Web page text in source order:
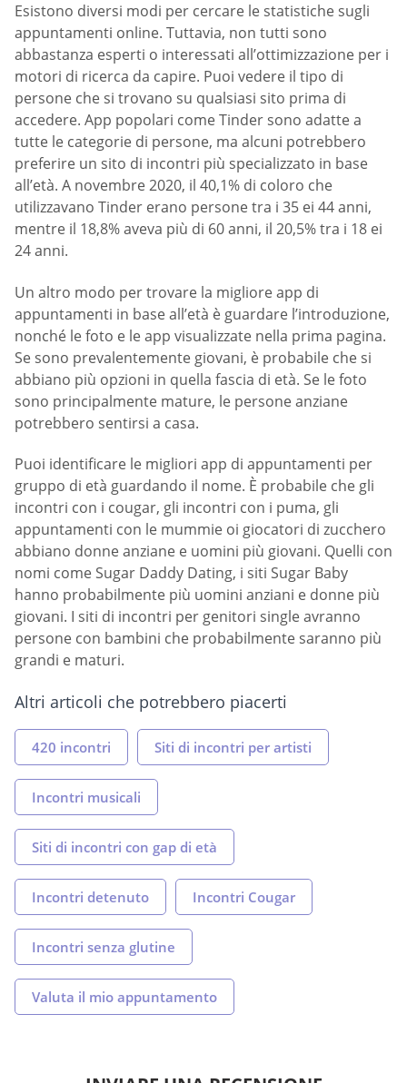
Esistono diversi modi per cercare le statistiche sugli
appuntamenti online. Tuttavia, non tutti sono
abbastanza esperti o interessati all’ottimizzazione per i
motori di ricerca da capire. Puoi vedere il tipo di
persone che si trovano su qualsiasi sito prima di
accedere. App popolari come Tinder sono adatte a
tutte le categorie di persone, ma alcuni potrebbero
preferire un sito di incontri più specializzato in base
all’età. A novembre 2020, il 40,1% di coloro che
utilizzavano Tinder erano persone tra i 35 ei 44 anni,
mentre il 18,8% aveva più di 60 anni, il 20,5% tra i 18 ei
24 anni.
Un altro modo per trovare la migliore app di
appuntamenti in base all’età è guardare l’introduzione,
nonché le foto e le app visualizzate nella prima pagina.
Se sono prevalentemente giovani, è probabile che si
abbiano più opzioni in quella fascia di età. Se le foto
sono principalmente mature, le persone anziane
potrebbero sentirsi a casa.
Puoi identificare le migliori app di appuntamenti per
gruppo di età guardando il nome. È probabile che gli
incontri con i cougar, gli incontri con i puma, gli
appuntamenti con le mummie oi giocatori di zucchero
abbiano donne anziane e uomini più giovani. Quelli con
nomi come Sugar Daddy Dating, i siti Sugar Baby
hanno probabilmente più uomini anziani e donne più
giovani. I siti di incontri per genitori single avranno
persone con bambini che probabilmente saranno più
grandi e maturi.
Altri articoli che potrebbero piacerti
420 incontri Siti di incontri per artisti
Incontri musicali
Siti di incontri con gap di età
Incontri detenuto Incontri Cougar
Incontri senza glutine
Valuta il mio appuntamento